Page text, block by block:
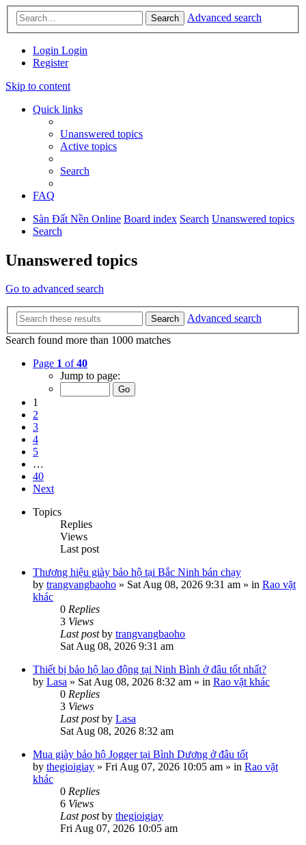
Search Advanced search
Login Login
Register
Skip to content
Quick links
Unanswered topics
Active topics
Search
FAQ
Sàn Đất Nền Online Board index Search Unanswered topics
Search
Unanswered topics
Go to advanced search
Search
Advanced search
Search found more than 1000 matches
Page 1 of40
Jump to page:
1
2
3
4
5
…
40
Next
Topics
Replies
Views
Last post
Thương hiệu giày bảo hộ tại Bắc Ninh bán chạy
by trangvangbaoho » Sat Aug 08, 2026 9:31 am » in Rao vặt
khác
0 Replies
3 Views
Last postby trangvangbaoho
Sat Aug 08, 2026 9:31 am
Thiết bị bảo hộ lao động tại Ninh Bình ở đâu tốt nhất?
by Lasa » Sat Aug 08, 2026 8:32 am » in Rao vặt khác
0 Replies
3 Views
Last postby Lasa
Sat Aug 08, 2026 8:32 am
Mua giày bảo hộ Jogger tại Bình Dương ở đâu tốt
by thegioigiay » Fri Aug 07, 2026 10:05 am » in Rao vặt
khác
0 Replies
6 Views
Last postby thegioigiay
Fri Aug 07, 2026 10:05 am